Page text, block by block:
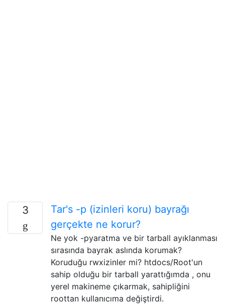
3
Tar's -p (izinleri koru) bayrağı
gerçekte ne korur?
Ne yok -pyaratma ve bir tarball ayıklanması
sırasında bayrak aslında korumak?
Koruduğu rwxizinler mi? htdocs/Root'un
sahip olduğu bir tarball yarattığımda , onu
yerel makineme çıkarmak, sahipliğini
roottan kullanıcıma değiştirdi.